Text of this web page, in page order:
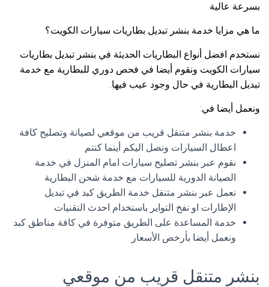
بسرعة عالية
ما هي مزايا خدمة بنشر تبديل بطاريات سيارات الكويت؟
نستخدم افضل أنواع البطاريات الحديثة في بنشر تبديل بطاريات
سيارات الكويت ونقوم أيضا في فحص دوري للبطارية مع خدمة
تبديل البطارية في حال وجود عيب فيها.
ونعمل أيضا في:
خدمة بنشر متنقل قريب من موقعي لصيانة وتصليح كافة
اعطال السيارات ونصل اليكم أينما كنتم
نقوم عبر بنشر تصليح سيارات امام المنزل في خدمة
الصيانة الدورية للسيارات مع خدمة شحن البطارية
نعمل عبر بنشر متنقل خدمة الطريق كبد في تبديل
الإطارات او نفخ التواير باستخدام احدث التقنيات
خدمة المساعدة على الطريق متوفرة في كافة مناطق كبد
ونعمل أيضا بأرخص الأسعار
بنشر متنقل قريب من موقعي